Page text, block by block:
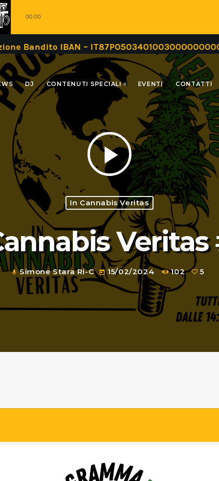
00:00
IBAN – IT87P0503401003000000000999
DJ CONTENUTI SPECIALI EVENTI CONTATTI
play_arrow
In Cannabis Veritas
Veritas
mic Simone Stara Ri-C today 15/02/2024 102 5